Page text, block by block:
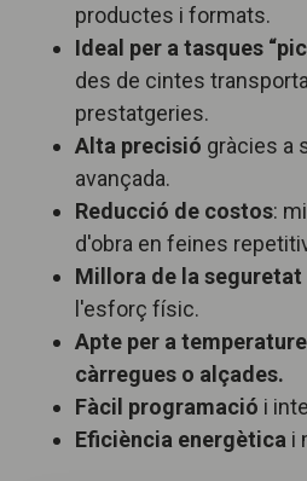
productes i formats.
Ideal per a tasques
des de cintes
prestatgeries.
Alta precisió gràcies a
avançada.
Reducció de costos:
d'obra en feines
Millora de la seguretat
l'esforç físic.
Apte per a
càrregues o alçades.
Fàcil programació i
Eficiència energètica i